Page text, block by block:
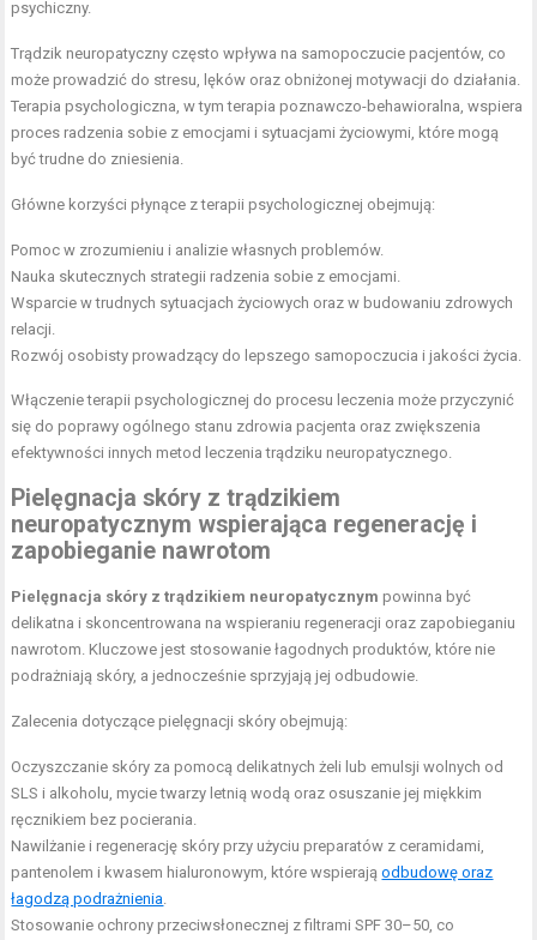
psychiczny.
Trądzik neuropatyczny często wpływa na samopoczucie pacjentów, co
może prowadzić do stresu, lęków oraz obniżonej motywacji do działania.
Terapia psychologiczna, w tym terapia poznawczo-behawioralna, wspiera
proces radzenia sobie z emocjami i sytuacjami życiowymi, które mogą
być trudne do zniesienia.
Główne korzyści płynące z terapii psychologicznej obejmują:
Pomoc w zrozumieniu i analizie własnych problemów.
Nauka skutecznych strategii radzenia sobie z emocjami.
Wsparcie w trudnych sytuacjach życiowych oraz w budowaniu zdrowych
relacji.
Rozwój osobisty prowadzący do lepszego samopoczucia i jakości życia.
Włączenie terapii psychologicznej do procesu leczenia może przyczynić
się do poprawy ogólnego stanu zdrowia pacjenta oraz zwiększenia
efektywności innych metod leczenia trądziku neuropatycznego.
Pielęgnacja skóry z trądzikiem
neuropatycznym wspierająca regenerację i
zapobieganie nawrotom
Pielęgnacja skóry z trądzikiem neuropatycznym powinna być
delikatna i skoncentrowana na wspieraniu regeneracji oraz zapobieganiu
nawrotom. Kluczowe jest stosowanie łagodnych produktów, które nie
podrażniają skóry, a jednocześnie sprzyjają jej odbudowie.
Zalecenia dotyczące pielęgnacji skóry obejmują:
Oczyszczanie skóry za pomocą delikatnych żeli lub emulsji wolnych od
SLS i alkoholu, mycie twarzy letnią wodą oraz osuszanie jej miękkim
ręcznikiem bez pocierania.
Nawilżanie i regenerację skóry przy użyciu preparatów z ceramidami,
pantenolem i kwasem hialuronowym, które wspierająodbudowę oraz
łagodzą podrażnienia
Stosowanie ochrony przeciwsłonecznej z filtrami SPF 30–50, co